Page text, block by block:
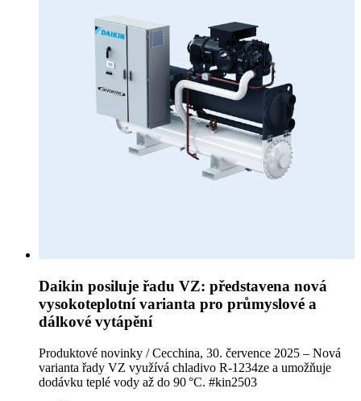
Daikin posiluje řadu VZ: představena nová
vysokoteplotní varianta pro průmyslové a
dálkové vytápění
Produktové novinky / Cecchina, 30. července 2025 – Nová
varianta řady VZ využívá chladivo R‑1234ze a umožňuje
dodávku teplé vody až do 90 °C. #kin2503